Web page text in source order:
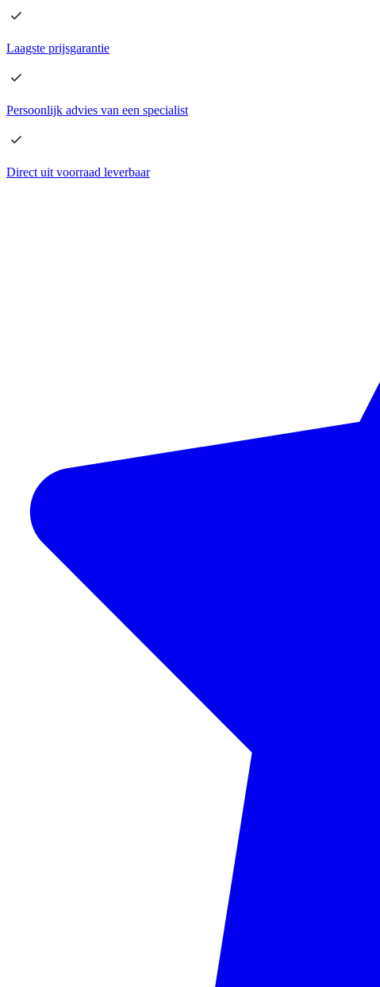
Laagste prijsgarantie
Persoonlijk advies van een specialist
Direct uit voorraad leverbaar